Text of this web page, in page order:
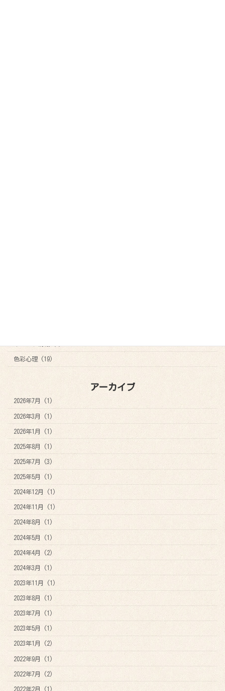
色彩心理 (19)
アーカイブ
2026年7月 (1)
2026年3月 (1)
2026年1月 (1)
2025年8月 (1)
2025年7月 (3)
2025年5月 (1)
2024年12月 (1)
2024年11月 (1)
2024年8月 (1)
2024年5月 (1)
2024年4月 (2)
2024年3月 (1)
2023年11月 (1)
2023年8月 (1)
2023年7月 (1)
2023年5月 (1)
2023年1月 (2)
2022年9月 (1)
2022年7月 (2)
2022年2月 (1)